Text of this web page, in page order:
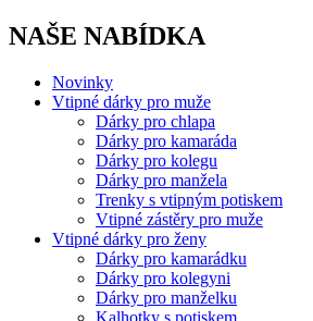
NAŠE NABÍDKA
Novinky
Vtipné dárky pro muže
Dárky pro chlapa
Dárky pro kamaráda
Dárky pro kolegu
Dárky pro manžela
Trenky s vtipným potiskem
Vtipné zástěry pro muže
Vtipné dárky pro ženy
Dárky pro kamarádku
Dárky pro kolegyni
Dárky pro manželku
Kalhotky s potiskem